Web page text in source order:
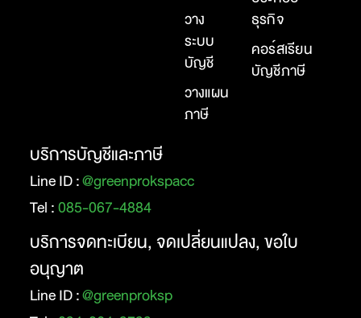
วาง
ระบบ
บัญชี
วางแผน
ภาษี
ธุรกิจ
คอร์สเรียน
บัญชีภาษี
บริการบัญชีและภาษี
Line ID :@greenprokspacc
Tel :085-067-4884
บริการจดทะเบียน, จดเปลี่ยนแปลง, ขอใบ
อนุญาต
Line ID :@greenproksp